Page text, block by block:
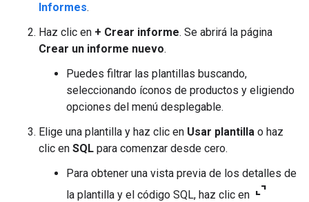
Informes.
Haz clic en + Crear informe. Se abrirá la página
Crear un informe nuevo.
Puedes filtrar las plantillas buscando,
seleccionando íconos de productos y eligiendo
opciones del menú desplegable.
Elige una plantilla y haz clic en Usar plantilla o haz
clic en SQL para comenzar desde cero.
Para obtener una vista previa de los detalles de
la plantilla y el código SQL, haz clic en expand_content